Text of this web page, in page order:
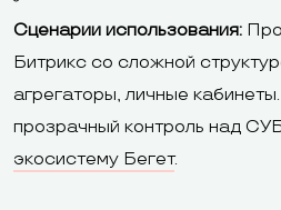
Сценарии использования:
Битрикс со сложной
агрегаторы, личные
прозрачный контроль над
экосистему Бегет.